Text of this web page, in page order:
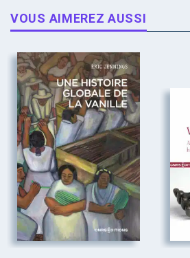
VOUS AIMEREZ AUSSI